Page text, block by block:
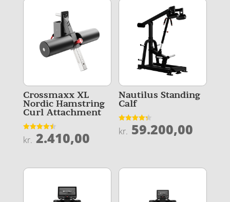
Crossmaxx XL
Nordic Hamstring
Curl Attachment
Vurderet
4.5
kr. 2.410,00
Nautilus Standing
Calf
Vurderet
4.3
kr. 59.200,00